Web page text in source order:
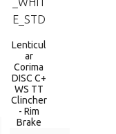
Lenticul
ar
Corima
DISC C+
WS TT
Clincher
- Rim
Brake